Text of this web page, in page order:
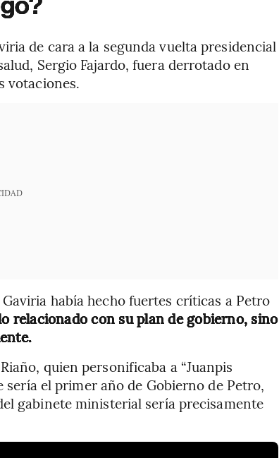
de cara a la segunda vuelta presidencial
Sergio Fajardo, fuera derrotado en
votaciones.
había hecho fuertes críticas a Petro
relacionado con su plan de gobierno, sino
quien personificaba a “Juanpis
sería el primer año de Gobierno de Petro,
gabinete ministerial sería precisamente